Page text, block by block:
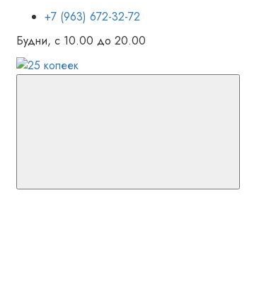
+7 (963) 672-32-72
Будни, с 10.00 до 20.00